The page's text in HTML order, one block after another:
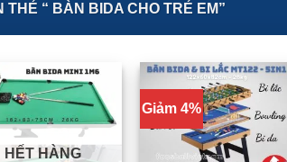
“ BÀN BIDA CHO TRẺ EM”
HẾT HÀNG
Giảm 4%